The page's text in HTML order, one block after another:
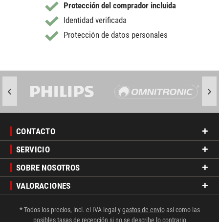
Protección del comprador incluida
Identidad verificada
Protección de datos personales
CONTACTO
SERVICIO
SOBRE NOSOTROS
VALORACIONES
* Todos los precios, incl. el IVA legal ygastos de envíoasí como las
posibles tasas de recepción si no se describe lo contrario